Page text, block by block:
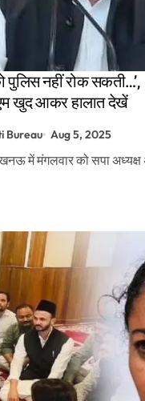
पुलिस नहीं रोक सकती…’,
खुद आकर हालात देखें
Bureau Aug 5, 2025